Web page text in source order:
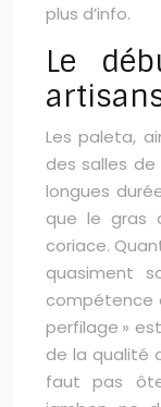
plus d’info.
Le
Les paleta,
des salles
longues
que le gras
coriace.
quasiment
compétence
perfilage »
de la qualité
faut pas